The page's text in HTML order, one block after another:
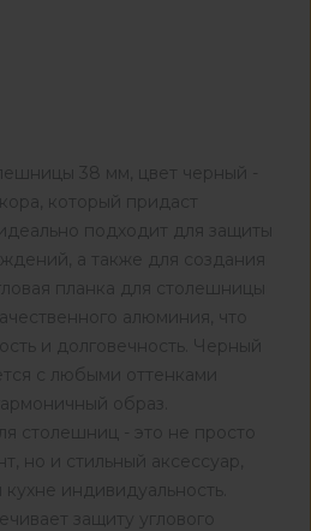
38 мм, цвет черный -
который придаст
подходит для защиты
а также для создания
планка для столешницы
алюминия, что
и долговечность. Черный
с любыми оттенками
образ.
столешниц - это не просто
но и стильный аксессуар,
индивидуальность.
защиту углового